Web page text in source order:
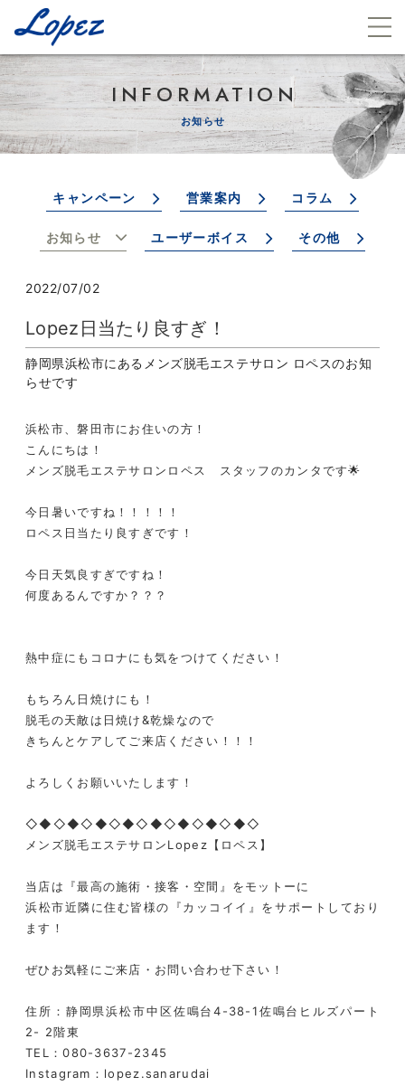
INFORMATION
お知らせ
キャンペーン 営業案内 コラム
お知らせ ユーザーボイス その他
2022/07/02
Lopez日当たり良すぎ！
静岡県浜松市にあるメンズ脱毛エステサロン ロペスのお知
らせです
浜松市、磐田市にお住いの方！
こんにちは！
メンズ脱毛エステサロンロペス スタッフのカンタです🌟
今日暑いですね！！！！！
ロペス日当たり良すぎです！
今日天気良すぎですね！
何度あるんですか？？？
熱中症にもコロナにも気をつけてください！
もちろん日焼けにも！
脱毛の天敵は日焼け&乾燥なので
きちんとケアしてご来店ください！！！
よろしくお願いいたします！
◇◆◇◆◇◆◇◆◇◆◇◆◇◆◇◆◇
メンズ脱毛エステサロンLopez【ロペス】
当店は『最高の施術・接客・空間』をモットーに
浜松市近隣に住む皆様の『カッコイイ』をサポートしており
ます！
ぜひお気軽にご来店・お問い合わせ下さい！
住所：静岡県浜松市中区佐鳴台4-38-1佐鳴台ヒルズパート
2- 2階東
TEL：080-3637-2345
Instagram：lopez.sanarudai